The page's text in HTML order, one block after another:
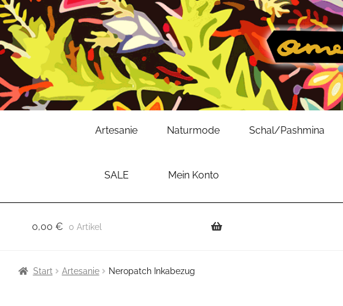
Artesanie Naturmode Schal/Pashmina
SALE Mein Konto
0,00 € 0 Artikel
Start Artesanie Neropatch Inkabezug